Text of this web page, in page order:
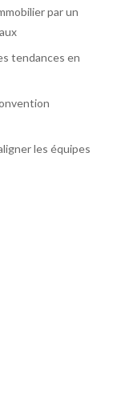
par un
tendances en
les équipes